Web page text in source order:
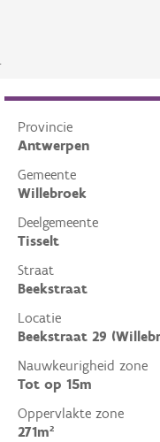
.
Provincie
Antwerpen
Gemeente
Willebroek
Deelgemeente
Tisselt
Straat
Beekstraat
Locatie
Beekstraat 29
Nauwkeurigheid zone
Tot op 15m
Oppervlakte zone
271m²